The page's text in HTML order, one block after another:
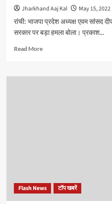
Jharkhand Aaj Kal May 15, 2022
रांची: भाजपा प्रदेश अध्यक्ष एवम सांसद
सरकार पर बड़ा हमला बोला। प्रकाश...
Read MoreRead
मुख्यमंत्री
दी
Flash News टॉप खबरें